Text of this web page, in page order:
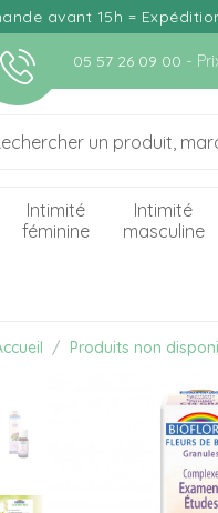
avant 15h =
05 57 26 09 00 -
Intimité
féminine
Intimité
masculine
Produits non